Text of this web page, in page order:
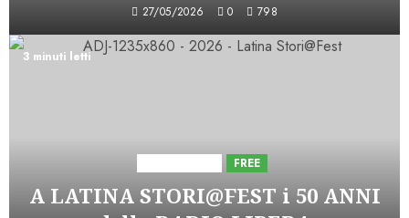
27/05/2026 0 798
3 minuti letti
FREE
A LATINA STORI@FEST i 50 ANNI